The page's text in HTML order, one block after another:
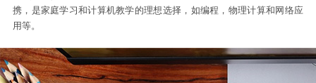
携，是家庭学习和计算机教学的理想选择，如编程，物理计算和网络应
用等。